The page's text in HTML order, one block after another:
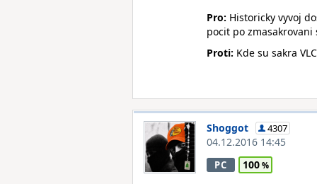
Pro: Historicky vyvoj
pocit po zmasakrovani
Proti: Kde su sakra
Shoggot 4307
04.12.2016 14:45
PC 100